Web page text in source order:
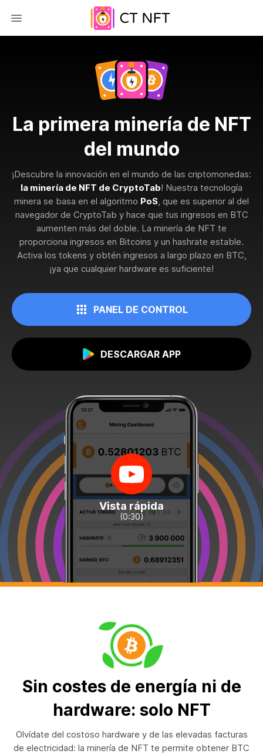
La primera minería de NFT
del mundo
¡Descubre la innovación en el mundo de las criptomonedas:
la minería de NFT de CryptoTab! Nuestra tecnología
minera se basa en el algoritmo PoS, que es superior al del
navegador de CryptoTab y hace que tus ingresos en BTC
aumenten más del doble. La minería de NFT te
proporciona ingresos en Bitcoins y un hashrate estable.
Activa los tokens y obtén ingresos a largo plazo en BTC,
¡ya que cualquier hardware es suficiente!
PANEL DE CONTROL
DESCARGAR APP
Vista rápida
(0:30)
Sin costes de energía ni de
hardware: solo NFT
Olvídate del costoso hardware y de las elevadas facturas
de electricidad: la minería de NFT te permite obtener BTC